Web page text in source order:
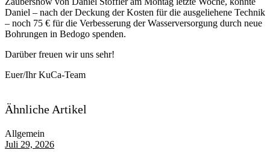
Daniel – nach der Deckung der Kosten für die ausgeliehene Technik
– noch 75 € für die Verbesserung der Wasserversorgung durch neue
Bohrungen in Bedogo spenden.
Darüber freuen wir uns sehr!
Euer/Ihr KuCa-Team
Ähnliche Artikel
Allgemein
Juli 29, 2026